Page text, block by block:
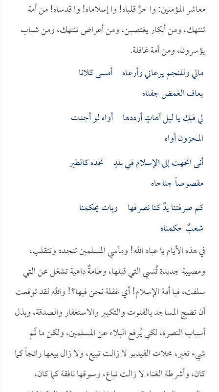
معاشر المؤمنين: وا حرَّ قلباه! وا إسلاماه! وا قدساه! من أمة
تنتهك، ومن أبكار يغتصبن، ومن أعراض تنتهك، ومن شباب
يؤسرون، ومن أمة غافلة.
مالي وللنجم يرعاني وأرعـاه أمسى كلانا
يعاف الغمض جفناه
لي فيك يا ليل آهاتٍ أرددها أواه لو أجدت
المحزون أواه
أنى اتجهت إلى الإسلام فـي بلدٍ تجده كالطير
مقصوصاً جناحاه
كم صرفتنا يدٌ كنا نصرفها وبات يحكمنا
شعبٌ حكمناه
في هذه الأيام يا عباد الله! ومآسي المسلمين تتجدد وتتقلب،
ومصيبة جديدة تُنسي التي قبلها، وطامةٌ داهية تشغل عن التي
سلفت، فيا أمة الإسلام! أي غفلة نحن فيها؟! والله لقد توقعت
أن تضج المساجد بالقنوت والتكبير والاستغفار والصدقة، وبذل
أسباب النصرة، لكي يُرفع البلاء عن المسلمين، ولكن ما ثَم
شيء تغير، محلات الفيديو لا زالت تبيع، ولا زال بيعها رائجاً كما
كان، وأشرطة الغناء لا زالت تباع، وسوقها نافقة كما كان،